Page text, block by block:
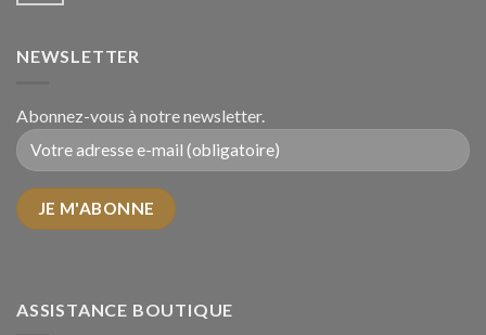
NEWSLETTER
Abonnez-vous à notre newsletter.
ASSISTANCE BOUTIQUE